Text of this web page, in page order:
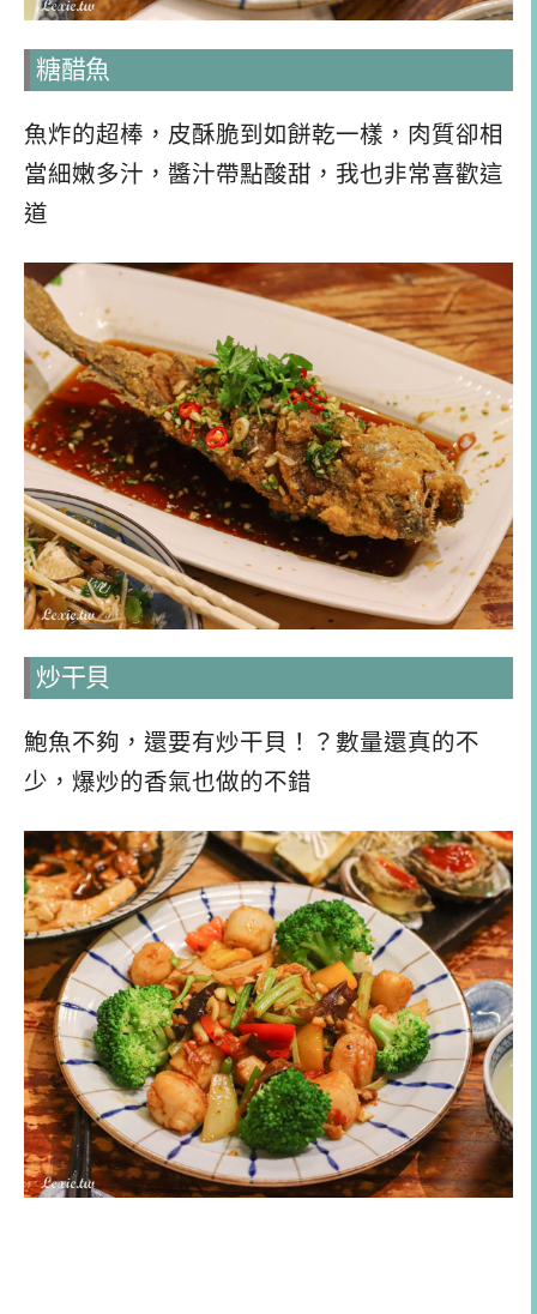
糖醋魚
魚炸的超棒，皮酥脆到如餅乾一樣，肉質卻相
當細嫩多汁，醬汁帶點酸甜，我也非常喜歡這
道
炒干貝
鮑魚不夠，還要有炒干貝！？數量還真的不
少，爆炒的香氣也做的不錯